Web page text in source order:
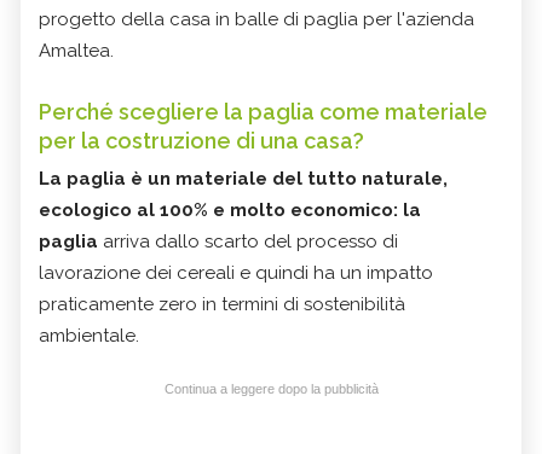
progetto della casa in balle di paglia per l'azienda
Amaltea.
Perché scegliere la paglia come materiale
per la costruzione di una casa?
La paglia è un materiale del tutto naturale,
ecologico al 100% e molto economico: la
paglia arriva dallo scarto del processo di
lavorazione dei cereali e quindi ha un impatto
praticamente zero in termini di sostenibilità
ambientale.
Continua a leggere dopo la pubblicità